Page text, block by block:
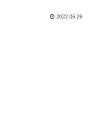
2022.06.26